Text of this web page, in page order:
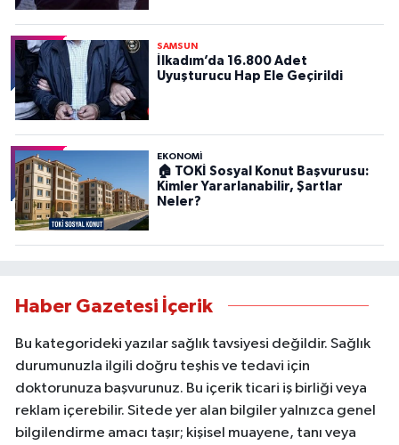
SAMSUN
İlkadım’da 16.800 Adet
Uyuşturucu Hap Ele Geçirildi
EKONOMİ
🏠 TOKİ Sosyal Konut Başvurusu:
Kimler Yararlanabilir, Şartlar
Neler?
Haber Gazetesi İçerik
Bu kategorideki yazılar sağlık tavsiyesi değildir. Sağlık
durumunuzla ilgili doğru teşhis ve tedavi için
doktorunuza başvurunuz. Bu içerik ticari iş birliği veya
reklam içerebilir. Sitede yer alan bilgiler yalnızca genel
bilgilendirme amacı taşır; kişisel muayene, tanı veya